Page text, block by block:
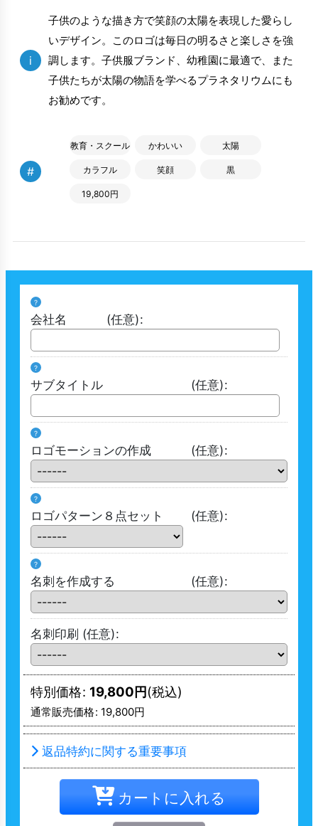
i
子供のような描き方で笑顔の太陽を表現した愛らし
いデザイン。このロゴは毎日の明るさと楽しさを強
調します。子供服ブランド、幼稚園に最適で、また
子供たちが太陽の物語を学べるプラネタリウムにも
お勧めです。
#
教育・スクール かわいい 太陽
カラフル 笑顔 黒
19,800円
?
会社名 (任意):
?
サブタイトル (任意):
?
ロゴモーションの作成 (任意):
?
ロゴパターン８点セット (任意):
?
名刺を作成する (任意):
名刺印刷 (任意):
特別価格: 19,800円(税込)
通常販売価格: 19,800円
返品特約に関する重要事項
カートに入れる